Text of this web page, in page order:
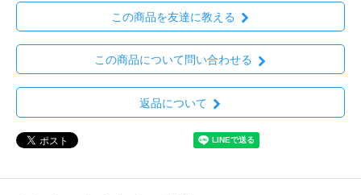
この商品を友達に教える
この商品について問い合わせる
返品について